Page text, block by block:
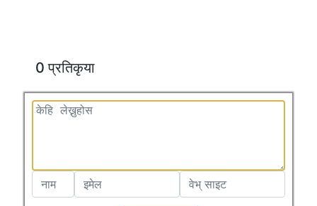
0 प्रतिकृया